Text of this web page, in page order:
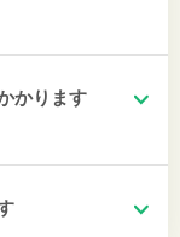
かります